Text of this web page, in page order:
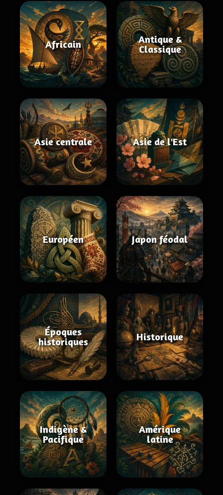
Africain
Antique &
Classique
Asie centrale Asie de l'Est
Européen Japon féodal
Époques
historiques
Historique
Indigène &
Pacifique
Amérique
latine